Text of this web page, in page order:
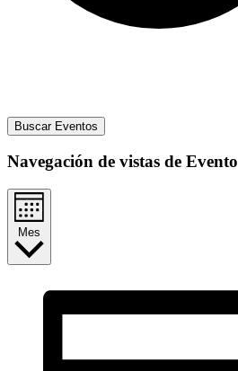
Buscar Eventos
Navegación de vistas de Evento
Mes